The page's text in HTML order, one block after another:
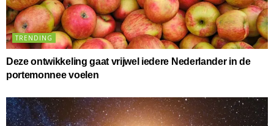
TRENDING
Deze ontwikkeling gaat vrijwel iedere Nederlander in de
portemonnee voelen